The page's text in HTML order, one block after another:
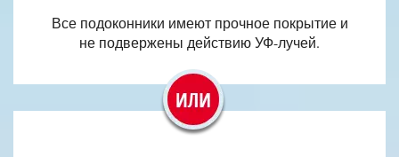
Все подоконники имеют прочное покрытие и
не подвержены действию УФ-лучей.